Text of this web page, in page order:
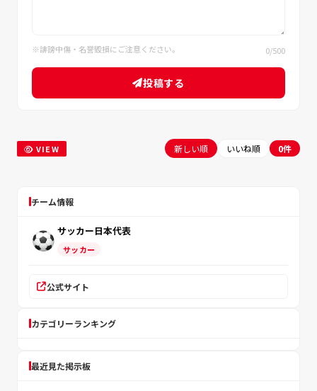
※誹謗中傷・名誉毀損にご注意ください。 0/500
投稿する
VIEW 新しい順 いいね順 0件
チーム情報
サッカー日本代表
サッカー
公式サイト
カテゴリーランキング
最近見た掲示板